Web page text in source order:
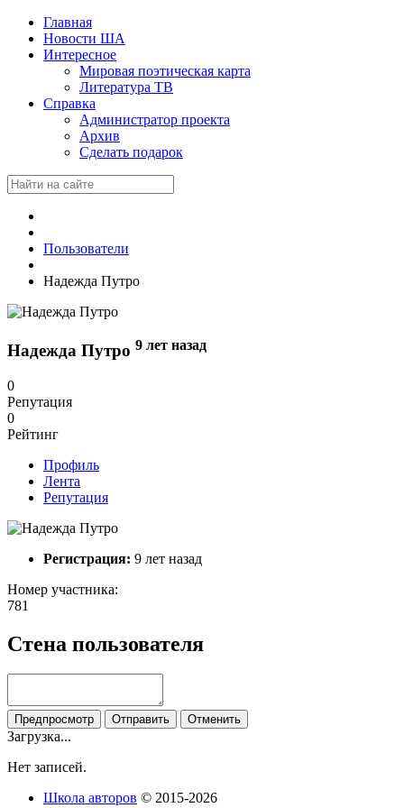
Главная
Новости ША
Интересное
Мировая поэтическая карта
Литература ТВ
Справка
Администратор проекта
Архив
Сделать подарок
Пользователи
Надежда Путро
Надежда Путро 9 лет назад
0
Репутация
0
Рейтинг
Профиль
Лента
Репутация
Регистрация: 9 лет назад
Номер участника:
781
Стена пользователя
Загрузка...
Нет записей.
Школа авторов © 2015-2026